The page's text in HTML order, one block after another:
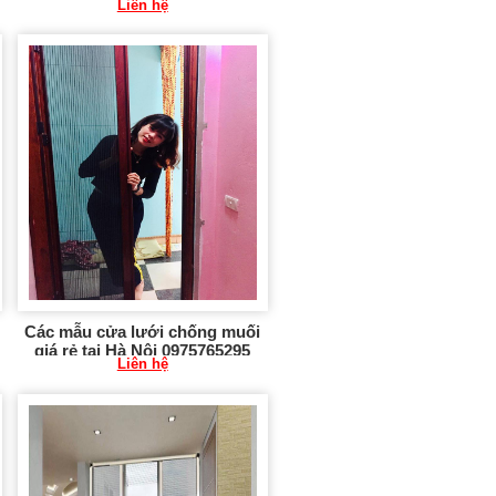
CL11
Liên hệ
Các mẫu cửa lưới chống muối
giá rẻ tại Hà Nội 0975765295
CL07
Liên hệ